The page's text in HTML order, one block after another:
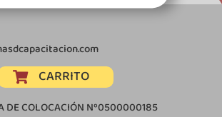
 CARRITO
DE COLOCACIÓN Nº0500000185